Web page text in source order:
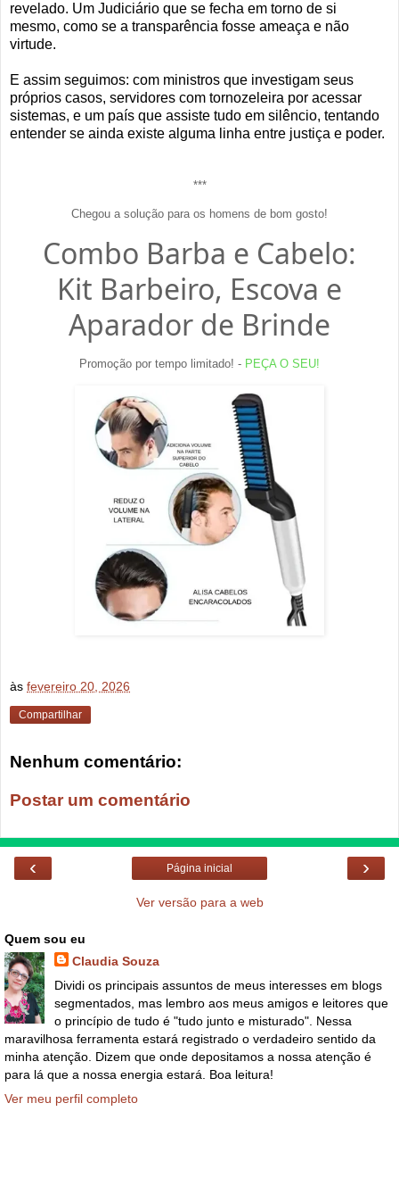
revelado. Um Judiciário que se fecha em torno de si
mesmo, como se a transparência fosse ameaça e não
virtude.
E assim seguimos: com ministros que investigam seus
próprios casos, servidores com tornozeleira por acessar
sistemas, e um país que assiste tudo em silêncio, tentando
entender se ainda existe alguma linha entre justiça e poder.
***
Chegou a solução para os homens de bom gosto!
Combo Barba e Cabelo:
Kit Barbeiro, Escova e
Aparador de Brinde
Promoção por tempo limitado! - PEÇA O SEU!
às fevereiro 20, 2026
Compartilhar
Nenhum comentário:
Postar um comentário
‹ ›
Página inicial
Ver versão para a web
Quem sou eu
Claudia Souza
Dividi os principais assuntos de meus interesses em blogs
segmentados, mas lembro aos meus amigos e leitores que
o princípio de tudo é "tudo junto e misturado". Nessa
maravilhosa ferramenta estará registrado o verdadeiro sentido da
minha atenção. Dizem que onde depositamos a nossa atenção é
para lá que a nossa energia estará. Boa leitura!
Ver meu perfil completo